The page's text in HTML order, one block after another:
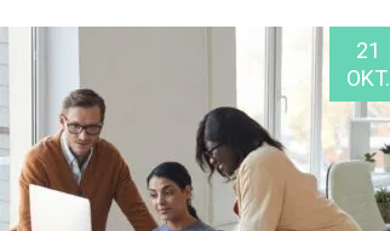
21
OKT.